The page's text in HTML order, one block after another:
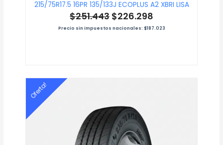
215/75R17.5 16PR 135/133J ECOPLUS A2 XBRI LISA
$251.443 $226.298
Precio sin impuestos nacionales: $187.023
Oferta!
original
era:
$689.291.